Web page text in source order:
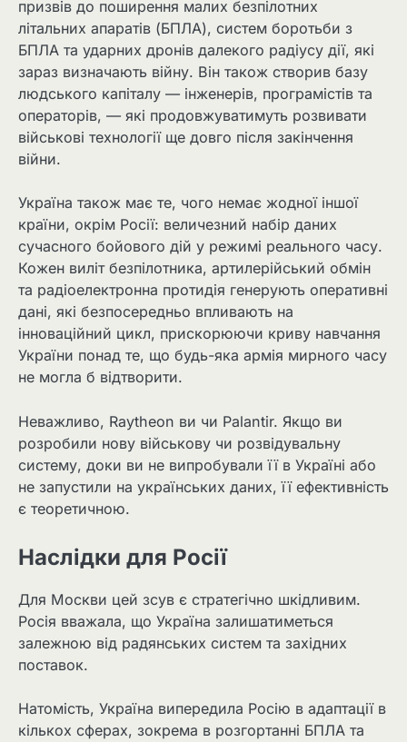
призвів до поширення малих безпілотних
літальних апаратів (БПЛА), систем боротьби з
БПЛА та ударних дронів далекого радіусу дії, які
зараз визначають війну. Він також створив базу
людського капіталу — інженерів, програмістів та
операторів, — які продовжуватимуть розвивати
військові технології ще довго після закінчення
війни.
Україна також має те, чого немає жодної іншої
країни, окрім Росії: величезний набір даних
сучасного бойового дій у режимі реального часу.
Кожен виліт безпілотника, артилерійський обмін
та радіоелектронна протидія генерують оперативні
дані, які безпосередньо впливають на
інноваційний цикл, прискорюючи криву навчання
України понад те, що будь-яка армія мирного часу
не могла б відтворити.
Неважливо, Raytheon ви чи Palantir. Якщо ви
розробили нову військову чи розвідувальну
систему, доки ви не випробували її в Україні або
не запустили на українських даних, її ефективність
є теоретичною.
Наслідки для Росії
Для Москви цей зсув є стратегічно шкідливим.
Росія вважала, що Україна залишатиметься
залежною від радянських систем та західних
поставок.
Натомість, Україна випередила Росію в адаптації в
кількох сферах, зокрема в розгортанні БПЛА та